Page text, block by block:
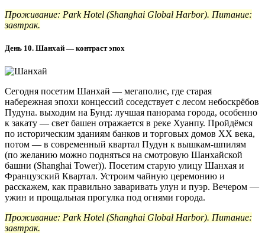
Проживание: Park Hotel (Shanghai Global Harbor). Питание:
завтрак.
День 10. Шанхай — контраст эпох
Сегодня посетим Шанхай — мегаполис, где старая
набережная эпохи концессий соседствует с лесом небоскрёбов
Пудуна. выходим на Бунд: лучшая панорама города, особенно
к закату — свет башен отражается в реке Хуанпу. Пройдёмся
по историческим зданиям банков и торговых домов XX века,
потом — в современный квартал Пудун к вышкам-шпилям
(по желанию можно подняться на смотровую Шанхайской
башни (Shanghai Tower)). Посетим старую улицу Шанхая и
Французский Квартал. Устроим чайную церемонию и
расскажем, как правильно заваривать улун и пуэр. Вечером —
ужин и прощальная прогулка под огнями города.
Проживание: Park Hotel (Shanghai Global Harbor). Питание:
завтрак.